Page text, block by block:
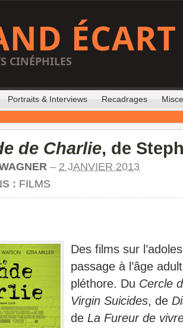
ÉCART
CINÉPHILES
Portraits & Interviews Recadrages
de Charlie, de
– 2 JANVIER 2013
: FILMS
Des films sur
passage à l’âge
pléthore. Du Cercle
Virgin Suicides, de
de La Fureur de